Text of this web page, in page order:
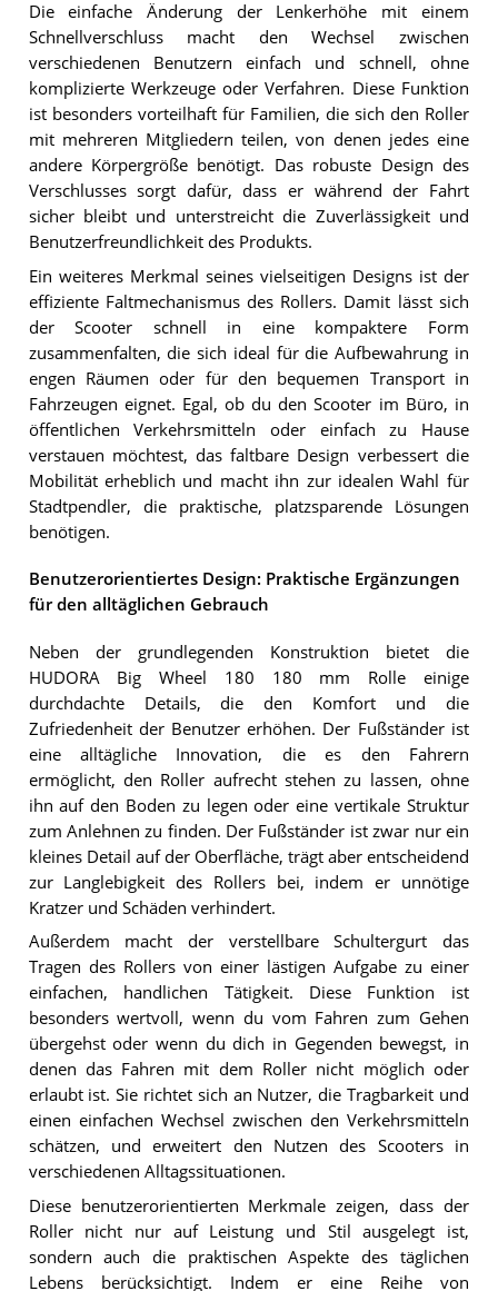
Die einfache Änderung der Lenkerhöhe mit einem
Schnellverschluss macht den Wechsel zwischen
verschiedenen Benutzern einfach und schnell, ohne
komplizierte Werkzeuge oder Verfahren. Diese Funktion
ist besonders vorteilhaft für Familien, die sich den Roller
mit mehreren Mitgliedern teilen, von denen jedes eine
andere Körpergröße benötigt. Das robuste Design des
Verschlusses sorgt dafür, dass er während der Fahrt
sicher bleibt und unterstreicht die Zuverlässigkeit und
Benutzerfreundlichkeit des Produkts.
Ein weiteres Merkmal seines vielseitigen Designs ist der
effiziente Faltmechanismus des Rollers. Damit lässt sich
der Scooter schnell in eine kompaktere Form
zusammenfalten, die sich ideal für die Aufbewahrung in
engen Räumen oder für den bequemen Transport in
Fahrzeugen eignet. Egal, ob du den Scooter im Büro, in
öffentlichen Verkehrsmitteln oder einfach zu Hause
verstauen möchtest, das faltbare Design verbessert die
Mobilität erheblich und macht ihn zur idealen Wahl für
Stadtpendler, die praktische, platzsparende Lösungen
benötigen.
Benutzerorientiertes Design: Praktische Ergänzungen
für den alltäglichen Gebrauch
Neben der grundlegenden Konstruktion bietet die
HUDORA Big Wheel 180 180 mm Rolle einige
durchdachte Details, die den Komfort und die
Zufriedenheit der Benutzer erhöhen. Der Fußständer ist
eine alltägliche Innovation, die es den Fahrern
ermöglicht, den Roller aufrecht stehen zu lassen, ohne
ihn auf den Boden zu legen oder eine vertikale Struktur
zum Anlehnen zu finden. Der Fußständer ist zwar nur ein
kleines Detail auf der Oberfläche, trägt aber entscheidend
zur Langlebigkeit des Rollers bei, indem er unnötige
Kratzer und Schäden verhindert.
Außerdem macht der verstellbare Schultergurt das
Tragen des Rollers von einer lästigen Aufgabe zu einer
einfachen, handlichen Tätigkeit. Diese Funktion ist
besonders wertvoll, wenn du vom Fahren zum Gehen
übergehst oder wenn du dich in Gegenden bewegst, in
denen das Fahren mit dem Roller nicht möglich oder
erlaubt ist. Sie richtet sich an Nutzer, die Tragbarkeit und
einen einfachen Wechsel zwischen den Verkehrsmitteln
schätzen, und erweitert den Nutzen des Scooters in
verschiedenen Alltagssituationen.
Diese benutzerorientierten Merkmale zeigen, dass der
Roller nicht nur auf Leistung und Stil ausgelegt ist,
sondern auch die praktischen Aspekte des täglichen
Lebens berücksichtigt. Indem er eine Reihe von